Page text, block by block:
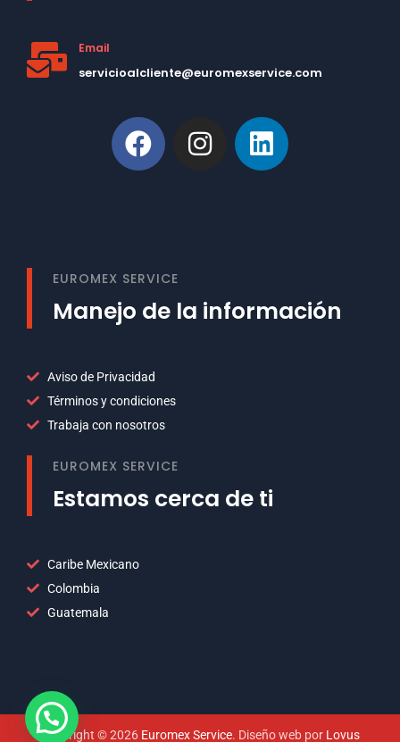
Email
servicioalcliente@euromexservice.com
EUROMEX SERVICE
Manejo de la información
Aviso de Privacidad
Términos y condiciones
Trabaja con nosotros
EUROMEX SERVICE
Estamos cerca de ti
Caribe Mexicano
Colombia
Guatemala
Copyright © 2026 Euromex Service. Diseño web por Lovus